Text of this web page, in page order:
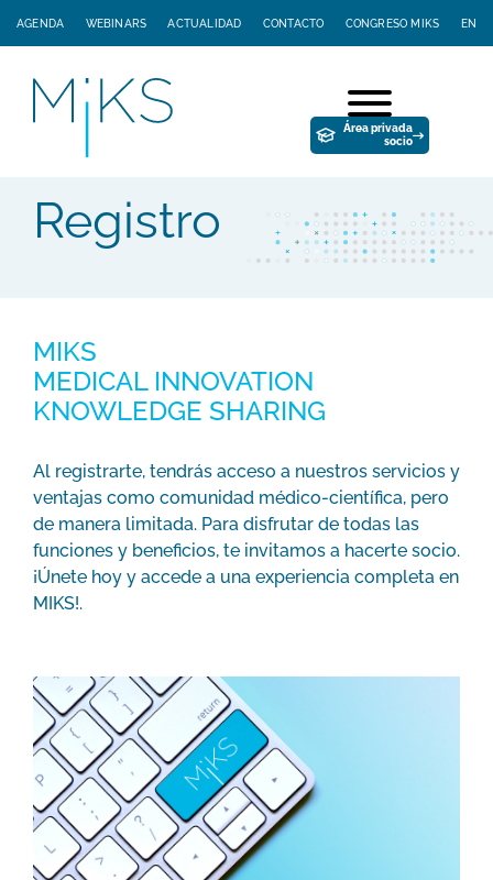
AGENDA WEBINARS ACTUALIDAD CONTACTO CONGRESO MIKS EN
Área privada
socio
Registro
MIKS
MEDICAL INNOVATION
KNOWLEDGE SHARING
Al registrarte, tendrás acceso a nuestros servicios y
ventajas como comunidad médico-científica, pero
de manera limitada. Para disfrutar de todas las
funciones y beneficios, te invitamos a hacerte socio.
¡Únete hoy y accede a una experiencia completa en
MIKS!.